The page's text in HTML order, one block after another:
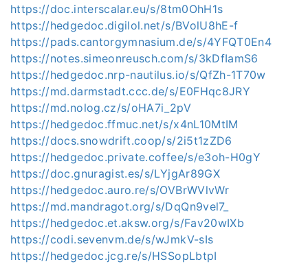
https://doc.interscalar.eu/s/8tm0OhH1s
https://hedgedoc.digilol.net/s/BVolU8hE-f
https://pads.cantorgymnasium.de/s/4YFQT0En4
https://notes.simeonreusch.com/s/3kDfIamS6
https://hedgedoc.nrp-nautilus.io/s/QfZh-1T70w
https://md.darmstadt.ccc.de/s/E0FHqc8JRY
https://md.nolog.cz/s/oHA7i_2pV
https://hedgedoc.ffmuc.net/s/x4nL10MtIM
https://docs.snowdrift.coop/s/2i5t1zZD6
https://hedgedoc.private.coffee/s/e3oh-H0gY
https://doc.gnuragist.es/s/LYjgAr89GX
https://hedgedoc.auro.re/s/OVBrWVlvWr
https://md.mandragot.org/s/DqQn9vel7_
https://hedgedoc.et.aksw.org/s/Fav20wIXb
https://codi.sevenvm.de/s/wJmkV-sIs
https://hedgedoc.jcg.re/s/HSSopLbtpI